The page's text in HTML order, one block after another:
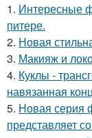
1. Интересные
питере.
2. Новая
3. Макияж и
4. Куклы -
навязанная
5. Новая серия
представляет